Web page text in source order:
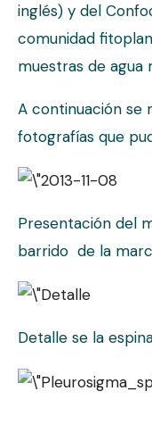
inglés) y del
comunidad
muestras de agua
A continuación se
fotografías que
Presentación del
barrido de la
Detalle se la